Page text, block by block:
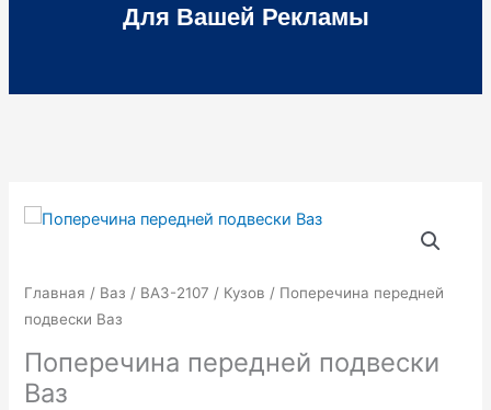
Для Вашей Рекламы
Главная / Ваз / ВАЗ-2107 / Кузов / Поперечина передней
подвески Ваз
Поперечина передней подвески
Ваз
Количество
передней
подвески
Ваз